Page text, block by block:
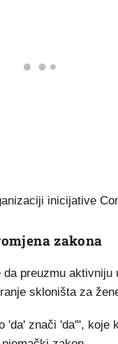
inicijative
zakona
preuzmu aktivniju
skloništa za
'da' znači 'da'",